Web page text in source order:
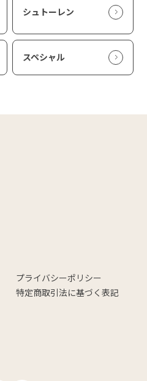
シュトーレン
スペシャル
プライバシーポリシー
特定商取引法に基づく表記